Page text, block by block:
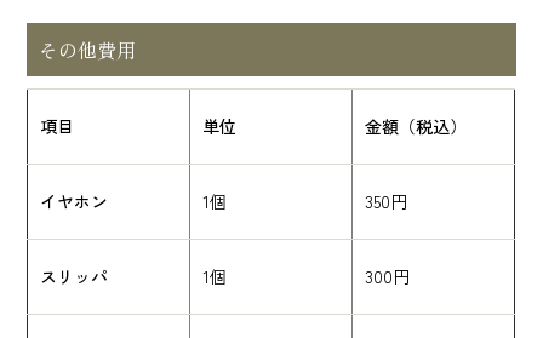
その他費用
項目 単位 金額（税込）
イヤホン 1個 350円
スリッパ 1個 300円